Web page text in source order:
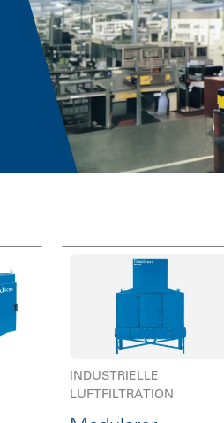
INDUSTRIELLE
LUFTFILTRATION